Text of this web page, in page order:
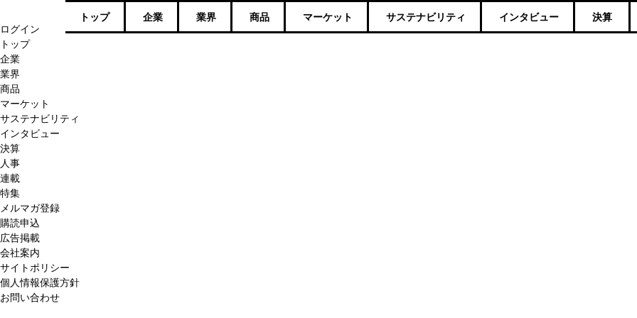
ログイン
トップ
企業
業界
商品
マーケット
サステナビリティ
インタビュー
決算
人事
連載
特集
メルマガ登録
購読申込
広告掲載
会社案内
サイトポリシー
個人情報保護方針
お問い合わせ
トップ 企業 業界 商品 マーケット サステナビリティ インタビュー 決算